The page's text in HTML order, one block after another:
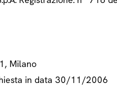
Milano
in data 30/11/2006